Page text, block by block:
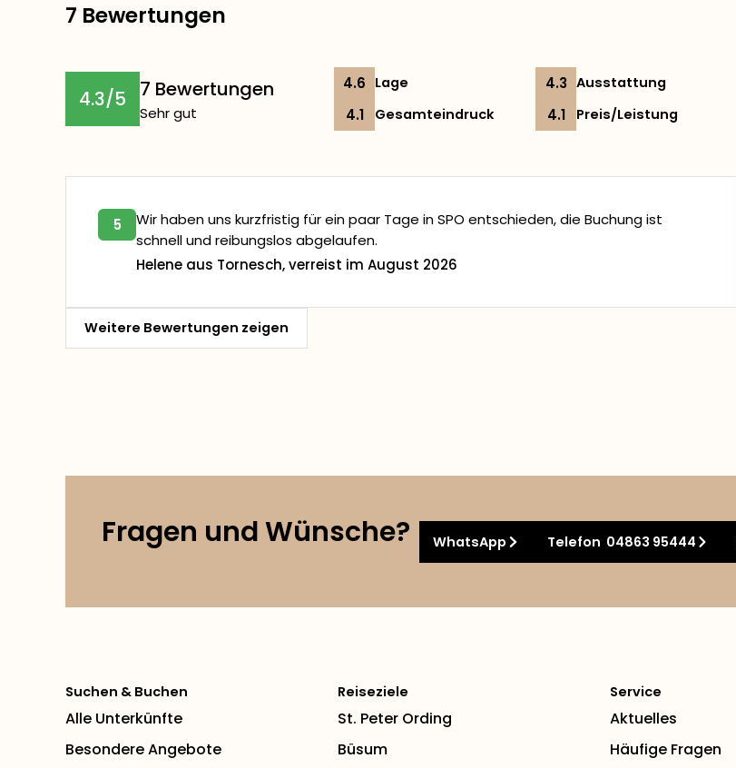
7 Bewertungen
4.3/5 7 Bewertungen
Sehr gut
4.6 Lage 4.3 Ausstattung
4.1 Gesamteindruck 4.1 Preis/Leistung
5
Wir haben uns kurzfristig für ein paar Tage in SPO entschieden, die Buchung ist
schnell und reibungslos abgelaufen.
Helene aus Tornesch, verreist im August 2026
Weitere Bewertungen zeigen
Fragen und Wünsche? WhatsApp Telefon 04863 95444
Suchen & Buchen
Alle Unterkünfte
Besondere Angebote
Reiseziele
St. Peter Ording
Büsum
Service
Aktuelles
Häufige Fragen